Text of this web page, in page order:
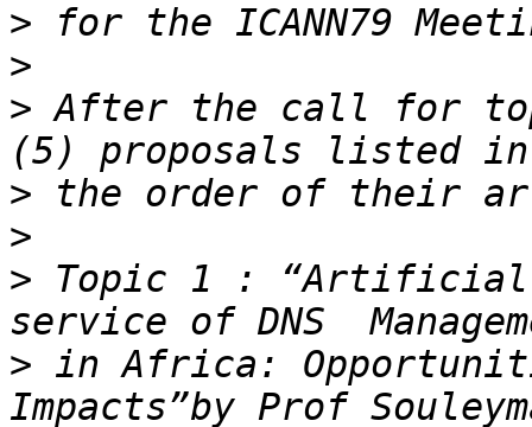
>
>
> After the call for
>
>
> Topic 1 :
> in Africa: